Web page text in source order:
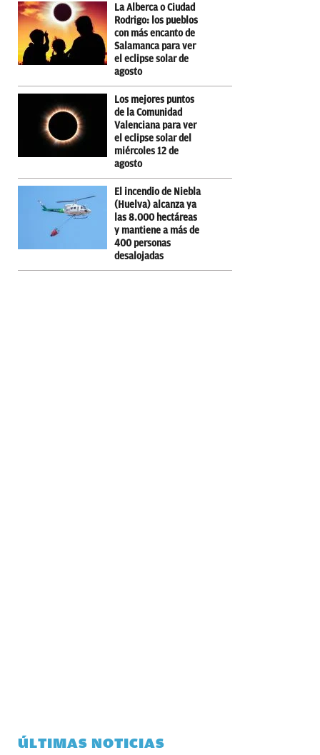
La Alberca o Ciudad
Rodrigo: los pueblos
con más encanto de
Salamanca para ver
el eclipse solar de
agosto
Los mejores puntos
de la Comunidad
Valenciana para ver
el eclipse solar del
miércoles 12 de
agosto
El incendio de Niebla
(Huelva) alcanza ya
las 8.000 hectáreas
y mantiene a más de
400 personas
desalojadas
ÚLTIMAS NOTICIAS